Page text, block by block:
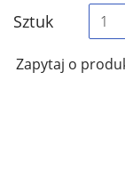
Sztuk
Zapytaj o